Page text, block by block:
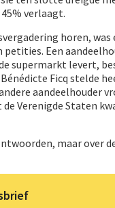
verlaagt.
horen,
petities. Een
supermarkt levert,
Ficq stelde
aandeelhouder
Verenigde Staten
maar over